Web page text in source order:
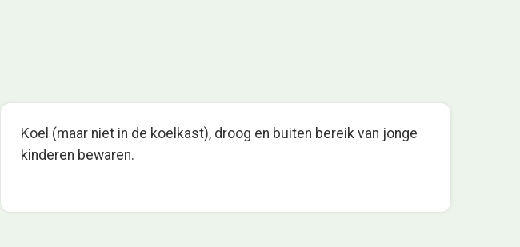
Koel (maar niet in de koelkast), droog en buiten bereik van jonge
kinderen bewaren.